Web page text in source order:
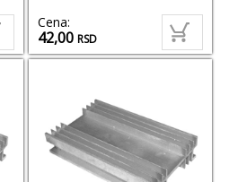
Cena:
42,00RSD